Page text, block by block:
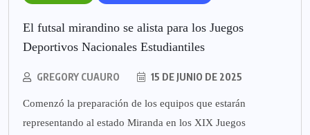
El futsal mirandino se alista para los Juegos
Deportivos Nacionales Estudiantiles
GREGORY CUAURO 15 DE JUNIO DE 2025
Comenzó la preparación de los equipos que estarán
representando al estado Miranda en los XIX Juegos